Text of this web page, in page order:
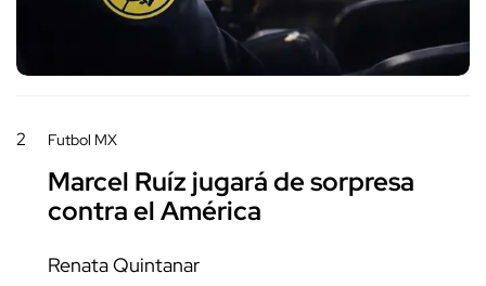
2 Futbol MX
Marcel Ruíz jugará de sorpresa
contra el América
Renata Quintanar